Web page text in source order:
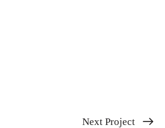
Next Project